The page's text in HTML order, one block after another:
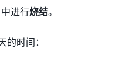
进行烧结。
时间：